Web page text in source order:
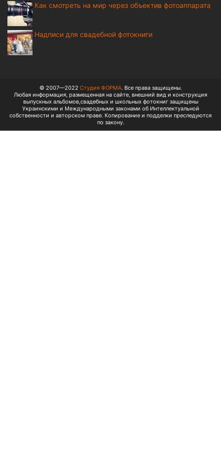
Как смотреть на мир через объектив фотоаппарата
Надписи для свадебной фотокниги
© 2007—2022 Студия ФОРМА. Все права защищены.
Любая информация, размещенная на сайте, внешний вид и конструкция
выпускных альбомов,свадебных и школьных фотокниг защищены
Украинскими и Международными законами об Интеллектуальной
собственности и авторском праве. Копирование и подделки преследуются
по закону.